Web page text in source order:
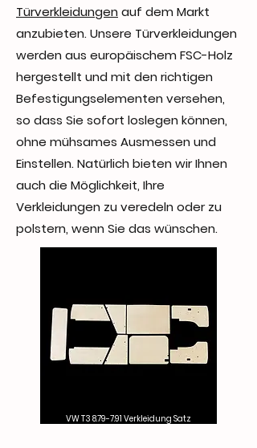
Türverkleidungen auf dem Markt
anzubieten. Unsere Türverkleidungen
werden aus europäischem FSC-Holz
hergestellt und mit den richtigen
Befestigungselementen versehen,
so dass Sie sofort loslegen können,
ohne mühsames Ausmessen und
Einstellen. Natürlich bieten wir Ihnen
auch die Möglichkeit, Ihre
Verkleidungen zu veredeln oder zu
polstern, wenn Sie das wünschen.
VW T3 8.79-7.91 Verkleidung Satz